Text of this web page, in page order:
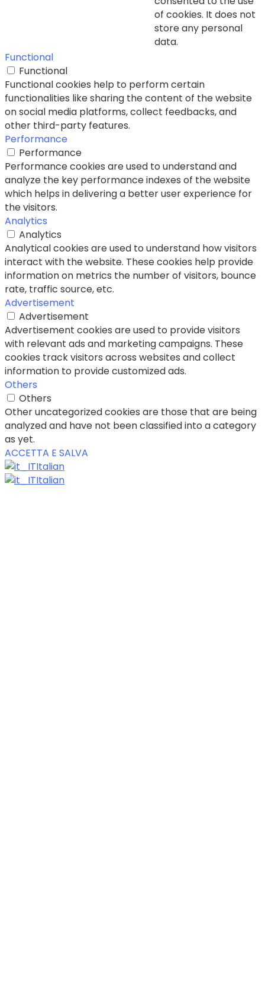
of cookies. It does not
store any personal
data.
Functional
Functional
Functional cookies help to perform certain
functionalities like sharing the content of the website
on social media platforms, collect feedbacks, and
other third-party features.
Performance
Performance
Performance cookies are used to understand and
analyze the key performance indexes of the website
which helps in delivering a better user experience for
the visitors.
Analytics
Analytics
Analytical cookies are used to understand how visitors
interact with the website. These cookies help provide
information on metrics the number of visitors, bounce
rate, traffic source, etc.
Advertisement
Advertisement
Advertisement cookies are used to provide visitors
with relevant ads and marketing campaigns. These
cookies track visitors across websites and collect
information to provide customized ads.
Others
Others
Other uncategorized cookies are those that are being
analyzed and have not been classified into a category
as yet.
ACCETTA E SALVA
Italian
Italian